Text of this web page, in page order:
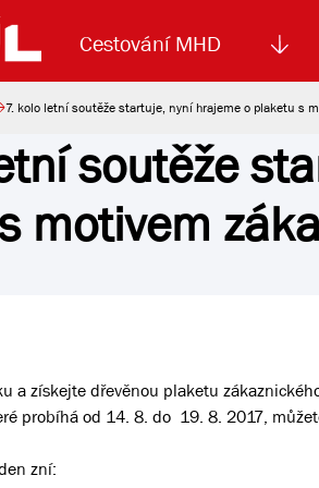
Cestování MHD
Beneše Koupit jízdenku
Reklama
Aktuality
7. kolo letní soutěže startuje, nyní hrajeme o plaketu s
soutěže
motivem
a získejte dřevěnou plaketu
probíhá od 14. 8. do 19. 8. 2017,
zní: